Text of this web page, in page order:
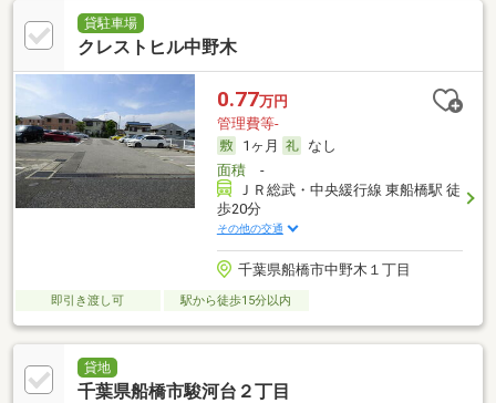
貸駐車場
クレストヒル中野木
0.77万円
管理費等-
1ヶ月
なし
面積-
ＪＲ総武・中央緩行線 東船橋駅 徒
歩20分
その他の交通
千葉県船橋市中野木１丁目
即引き渡し可 駅から徒歩15分以内
貸地
千葉県船橋市駿河台２丁目